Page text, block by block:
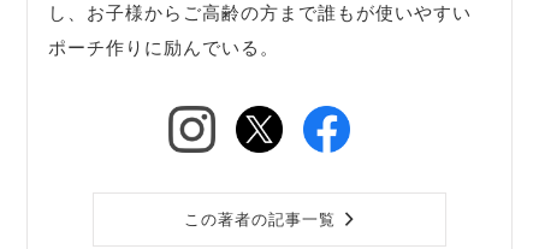
し、お子様からご高齢の方まで誰もが使いやすい
ポーチ作りに励んでいる。
この著者の記事一覧